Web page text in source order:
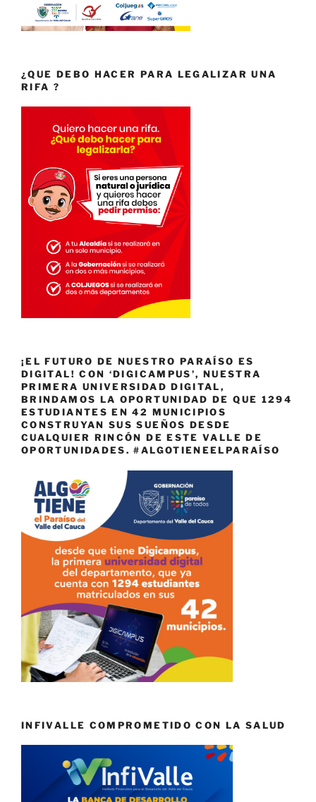
¿QUE DEBO HACER PARA LEGALIZAR UNA
RIFA ?
¡EL FUTURO DE NUESTRO PARAÍSO ES
DIGITAL! CON ‘DIGICAMPUS’, NUESTRA
PRIMERA UNIVERSIDAD DIGITAL,
BRINDAMOS LA OPORTUNIDAD DE QUE 1294
ESTUDIANTES EN 42 MUNICIPIOS
CONSTRUYAN SUS SUEÑOS DESDE
CUALQUIER RINCÓN DE ESTE VALLE DE
OPORTUNIDADES. #ALGOTIENEELPARAÍSO
INFIVALLE COMPROMETIDO CON LA SALUD